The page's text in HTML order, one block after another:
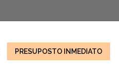
PRESUPOSTO INMEDIATO